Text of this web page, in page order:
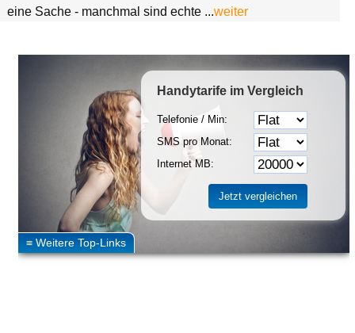
eine Sache - manchmal sind echte ...weiter
Handytarife im Vergleich
Telefonie / Min:
SMS pro Monat:
Internet MB: